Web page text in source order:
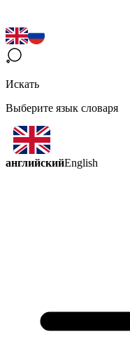
Искать
Выберите язык словаря
английскийEnglish